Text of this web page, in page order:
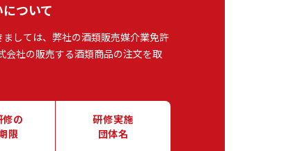
ついて
しては、弊社の酒類販売媒介業免許
会社の販売する酒類商品の注文を取
修の
限
研修実施
団体名